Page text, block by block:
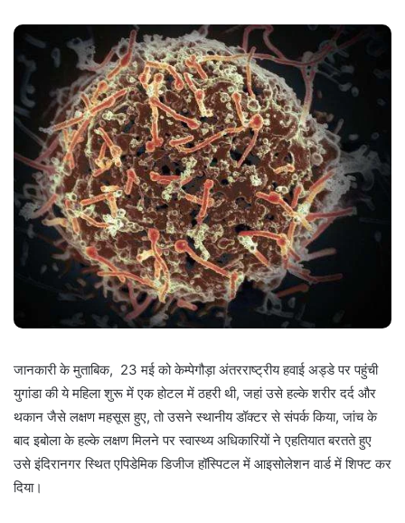
जानकारी के मुताबिक, 23 मई को केम्पेगौड़ा अंतरराष्ट्रीय हवाई अड्डे पर पहुंची
युगांडा की ये महिला शुरू में एक होटल में ठहरी थी, जहां उसे हल्के शरीर दर्द और
थकान जैसे लक्षण महसूस हुए, तो उसने स्थानीय डॉक्टर से संपर्क किया, जांच के
बाद इबोला के हल्के लक्षण मिलने पर स्वास्थ्य अधिकारियों ने एहतियात बरतते हुए
उसे इंदिरानगर स्थित एपिडेमिक डिजीज हॉस्पिटल में आइसोलेशन वार्ड में शिफ्ट कर
दिया।